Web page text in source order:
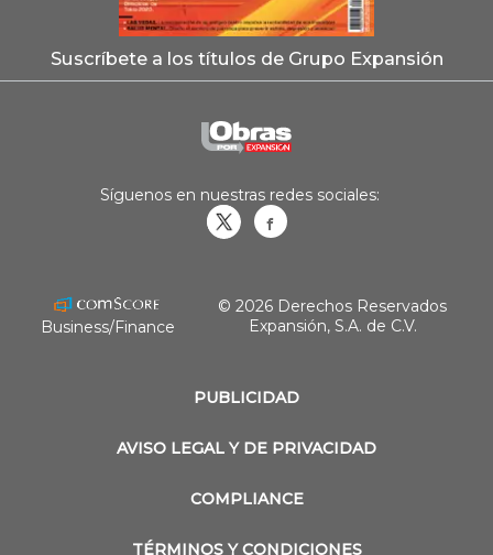
Suscríbete a los títulos de Grupo Expansión
PUBLICIDAD
AVISO LEGAL Y DE PRIVACIDAD
COMPLIANCE
TÉRMINOS Y CONDICIONES
Síguenos en nuestras redes sociales:
Business/Finance
© 2026 Derechos Reservados
Expansión, S.A. de C.V.